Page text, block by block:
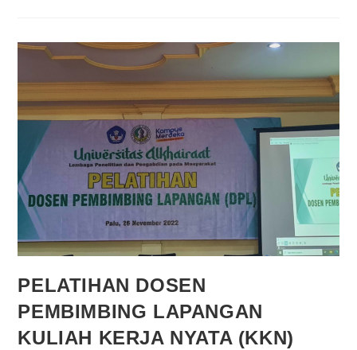
PELATIHAN DOSEN
PEMBIMBING LAPANGAN
KULIAH KERJA NYATA (KKN)